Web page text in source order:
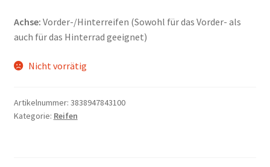
Achse: Vorder-/Hinterreifen (Sowohl für das Vorder- als
auch für das Hinterrad geeignet)
Nicht vorrätig
Artikelnummer: 3838947843100
Kategorie: Reifen